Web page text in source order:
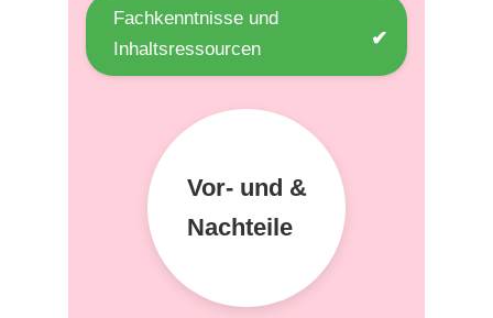
Fachkenntnisse und
Inhaltsressourcen
✔
Vor- und &
Nachteile